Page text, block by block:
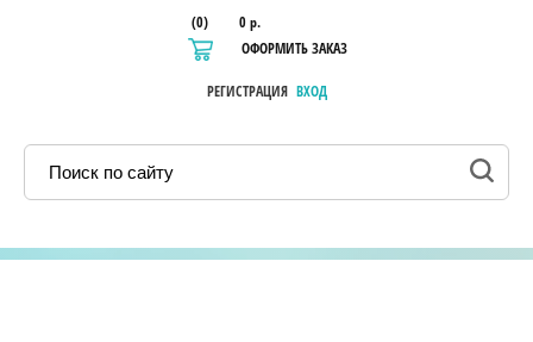
РЕГИСТРАЦИЯ ВХОД
(0)
0 р.
ОФОРМИТЬ ЗАКАЗ